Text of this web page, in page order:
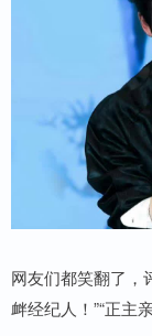
网友们都笑翻了，
衅经纪人！”“正主